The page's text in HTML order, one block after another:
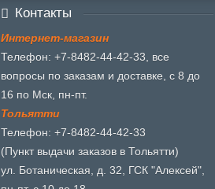
Контакты
Интернет-магазин
Телефон: +7-8482-44-42-33, все
вопросы по заказам и доставке, с 8 до
16 по Мск, пн-пт.
Тольятти
Телефон: +7-8482-44-42-33
(Пункт выдачи заказов в Тольятти)
ул. Ботаническая, д. 32, ГСК "Алексей",